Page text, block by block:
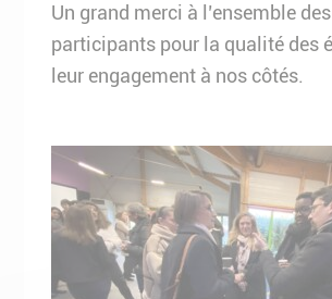
Un grand merci à l’ensemble des
participants pour la qualité des
leur engagement à nos côtés.